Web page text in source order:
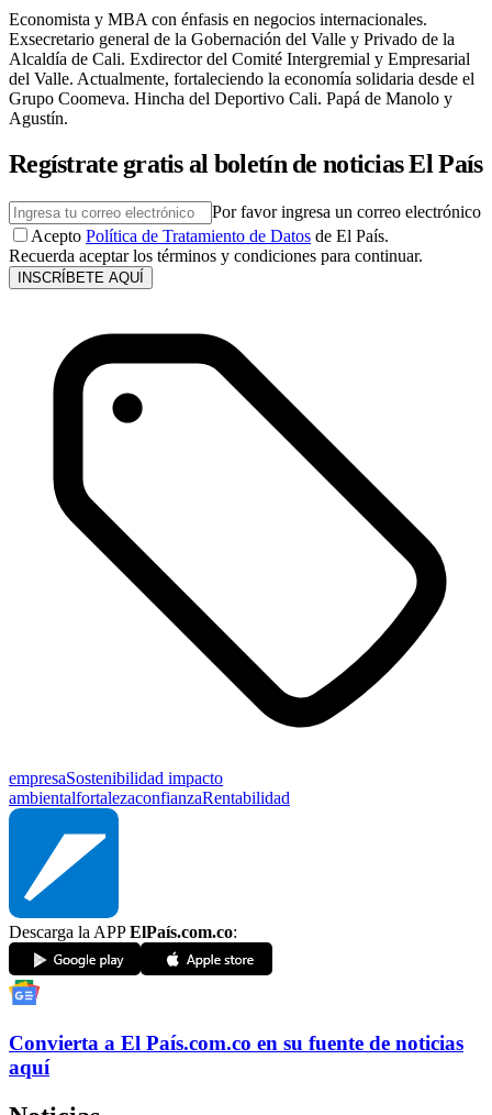
Economista y MBA con énfasis en negocios internacionales.
Exsecretario general de la Gobernación del Valle y Privado de la
Alcaldía de Cali. Exdirector del Comité Intergremial y Empresarial
del Valle. Actualmente, fortaleciendo la economía solidaria desde el
Grupo Coomeva. Hincha del Deportivo Cali. Papá de Manolo y
Agustín.
Regístrate gratis al boletín de noticias El País
Por favor ingresa un correo electrónico
Acepto Política de Tratamiento de Datos de El País.
Recuerda aceptar los términos y condiciones para continuar.
INSCRÍBETE AQUÍ
empresaSostenibilidad impacto
ambientalfortalezaconfianzaRentabilidad
Descarga la APPElPaís.com.co:
Convierta a El País.com.co en su fuente de noticias
aquí